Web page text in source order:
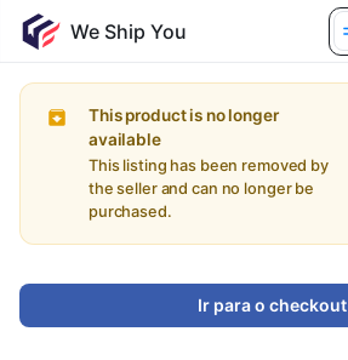
This product is no longer
available
This listing has been removed by
the seller and can no longer be
purchased.
Ir para o checkout